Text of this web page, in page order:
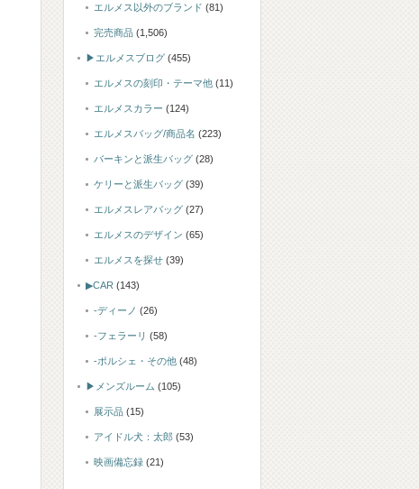
エルメス以外のブランド (81)
完売商品 (1,506)
▶エルメスブログ (455)
エルメスの刻印・テーマ他 (11)
エルメスカラー (124)
エルメスバッグ/商品名 (223)
バーキンと派生バッグ (28)
ケリーと派生バッグ (39)
エルメスレアバッグ (27)
エルメスのデザイン (65)
エルメスを探せ (39)
▶CAR (143)
-ディーノ (26)
-フェラーリ (58)
-ポルシェ・その他 (48)
▶メンズルーム (105)
展示品 (15)
アイドル犬：太郎 (53)
映画備忘録 (21)